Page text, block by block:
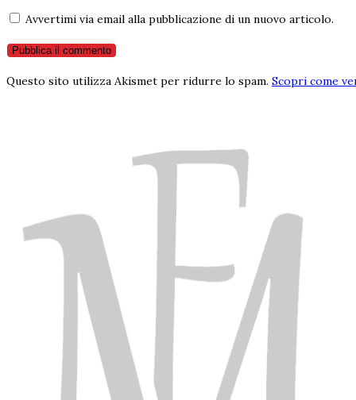
Avvertimi via email alla pubblicazione di un nuovo articolo.
Questo sito utilizza Akismet per ridurre lo spam. Scopri come